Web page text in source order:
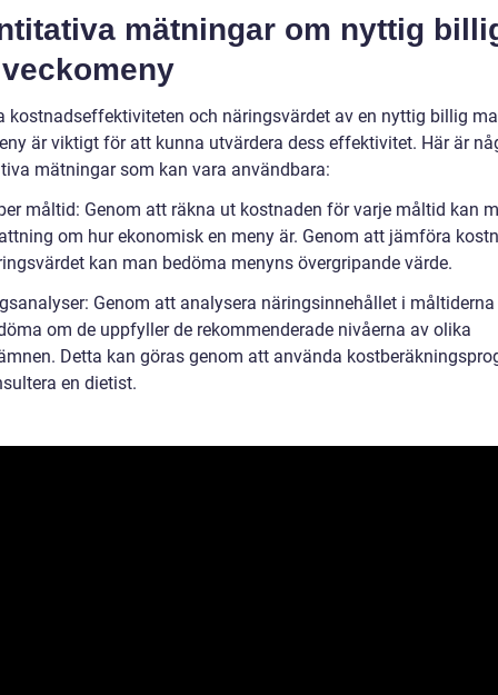
mätningar om nyttig
kostnadseffektiviteten och näringsvärdet av en nyttig billig
är viktigt för att kunna utvärdera dess effektivitet. Här är
mätningar som kan vara användbara:
måltid: Genom att räkna ut kostnaden för varje måltid kan
om hur ekonomisk en meny är. Genom att jämföra
kan man bedöma menyns övergripande värde.
Genom att analysera näringsinnehållet i
om de uppfyller de rekommenderade nivåerna av olika
Detta kan göras genom att använda
en dietist.